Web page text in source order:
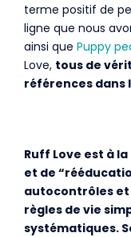
terme positif de
ligne que nous
ainsi que Puppy
Love, tous de
références dans
Ruff Love est à
et de
autocontrôles et
règles de vie
systématiques.